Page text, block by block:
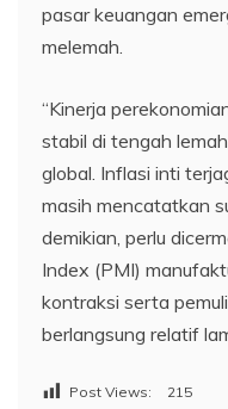
pasar keuangan
melemah.
“Kinerja
stabil di tengah
global. Inflasi inti
masih mencatatkan
demikian, perlu
Index (PMI)
kontraksi serta
berlangsung relatif
Post Views: 215